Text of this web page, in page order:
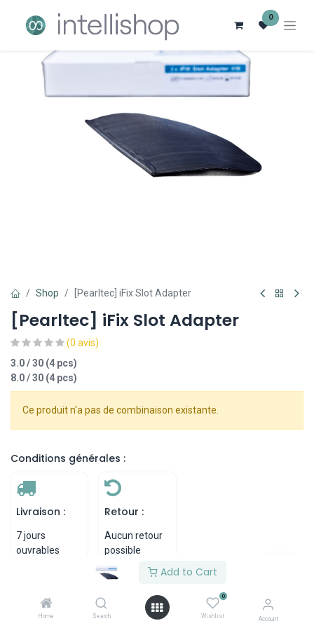
Add to Cart
Home Search
0
Wishlist Account
0
Shop [Pearltec] iFix Slot Adapter
[Pearltec] iFix Slot Adapter
(0 avis)
3.0 / 30 (4 pcs)
8.0 / 30 (4 pcs)
Ce produit n'a pas de combinaison existante.
Conditions générales :
Livraison :
7 jours
ouvrables
Retour :
Aucun retour
possible
Description